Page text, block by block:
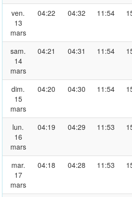
ven.
13
mars
04:22 04:32 11:54
sam.
14
mars
04:21 04:31 11:54
dim.
15
mars
04:20 04:30 11:54
lun.
16
mars
04:19 04:29 11:53
mar.
17
mars
04:18 04:28 11:53